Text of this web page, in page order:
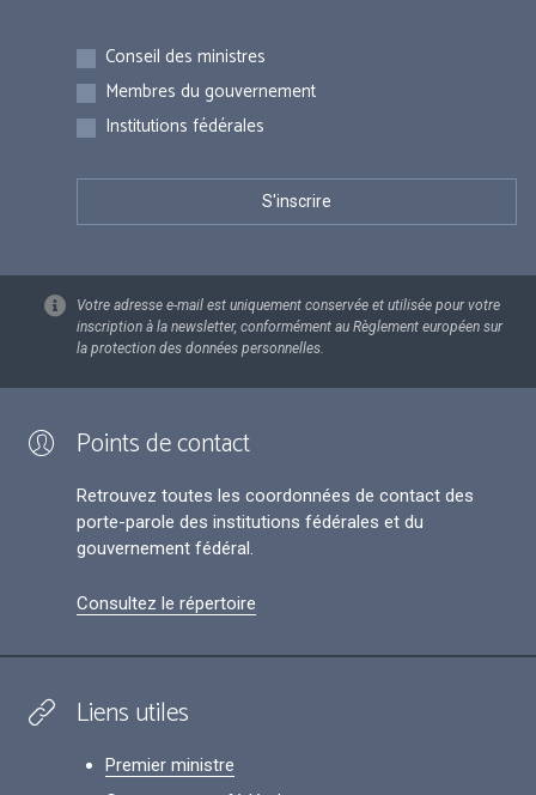
Inscriptions
Conseil des ministres
Membres du gouvernement
Institutions fédérales
Votre adresse e-mail est uniquement conservée et utilisée pour votre
inscription à la newsletter, conformément au Règlement européen sur
la protection des données personnelles.
Points de contact
Retrouvez toutes les coordonnées de contact des
porte-parole des institutions fédérales et du
gouvernement fédéral.
Consultez le répertoire
Liens utiles
Premier ministre